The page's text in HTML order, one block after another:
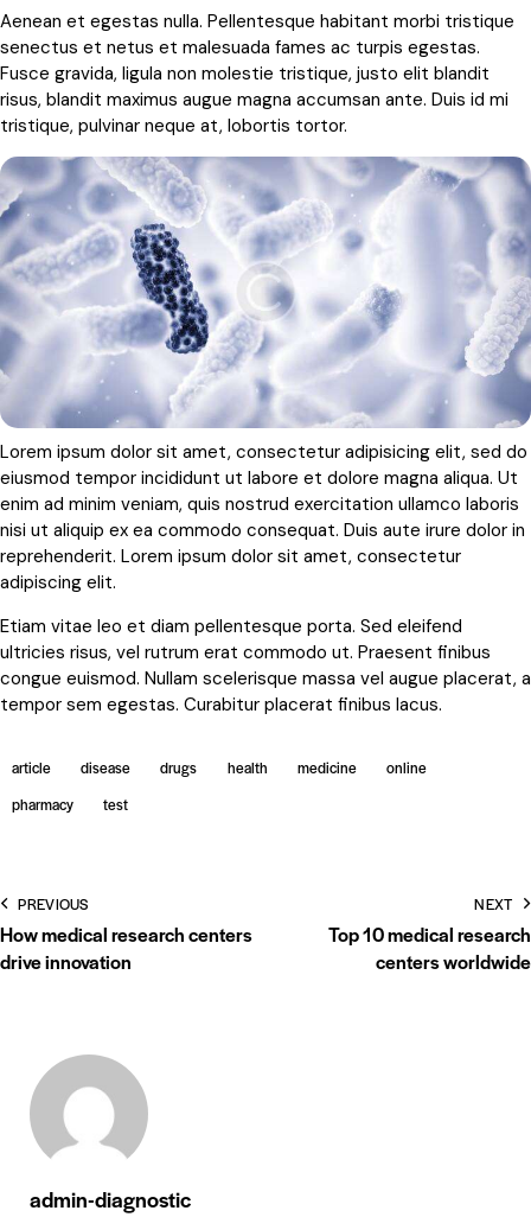
Aenean et egestas nulla. Pellentesque habitant morbi tristique
senectus et netus et malesuada fames ac turpis egestas.
Fusce gravida, ligula non molestie tristique, justo elit blandit
risus, blandit maximus augue magna accumsan ante. Duis id mi
tristique, pulvinar neque at, lobortis tortor.
Lorem ipsum dolor sit amet, consectetur adipisicing elit, sed do
eiusmod tempor incididunt ut labore et dolore magna aliqua. Ut
enim ad minim veniam, quis nostrud exercitation ullamco laboris
nisi ut aliquip ex ea commodo consequat. Duis aute irure dolor in
reprehenderit. Lorem ipsum dolor sit amet, consectetur
adipiscing elit.
Etiam vitae leo et diam pellentesque porta. Sed eleifend
ultricies risus, vel rutrum erat commodo ut. Praesent finibus
congue euismod. Nullam scelerisque massa vel augue placerat, a
tempor sem egestas. Curabitur placerat finibus lacus.
article disease drugs health medicine
online
pharmacy
test
PREVIOUS
How medical research centers
drive innovation
NEXT
Top 10 medical research
centers worldwide
admin-diagnostic